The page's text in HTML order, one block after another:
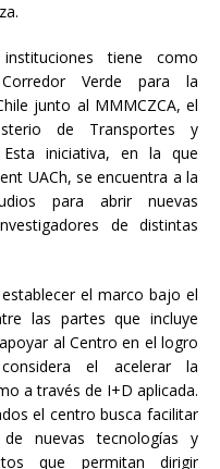
tiene como
Verde para la
junto al MMMCZCA, el
de Transportes y
Esta iniciativa, en la que
UACh, se encuentra a la
para abrir nuevas
de distintas
el marco bajo el
las partes que incluye
al Centro en el logro
el acelerar la
a través de I+D aplicada.
el centro busca facilitar
nuevas tecnologías y
que permitan dirigir